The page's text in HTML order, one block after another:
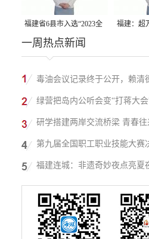
福建省6县市入选“2023全
国县域发展潜力百强县”
福建：超
一周热点新闻
毒油会议记录终于公开，赖清
反甩锅卢秀燕，蓝营点名责任
绿营把岛内公听会变“打蒋大
废除监察机构主张，遭蓝营搬
研学搭建两岸交流桥梁 青春往
第九届全国职工职业技能大赛
行
福建连城：非遗奇妙夜点亮夏